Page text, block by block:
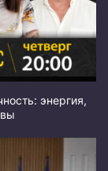
энергия,